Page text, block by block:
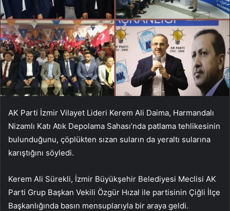
AK Parti İzmir Vilayet Lideri Kerem Ali Daima, Harmandalı
Nizamlı Katı Atık Depolama Sahası’nda patlama tehlikesinin
bulunduğunu, çöplükten sızan suların da yeraltı sularına
karıştığını söyledi.
Kerem Ali Sürekli, İzmir Büyükşehir Belediyesi Meclisi AK
Parti Grup Başkan Vekili Özgür Hızal ile partisinin Çiğli İlçe
Başkanlığında basın mensuplarıyla bir araya geldi.